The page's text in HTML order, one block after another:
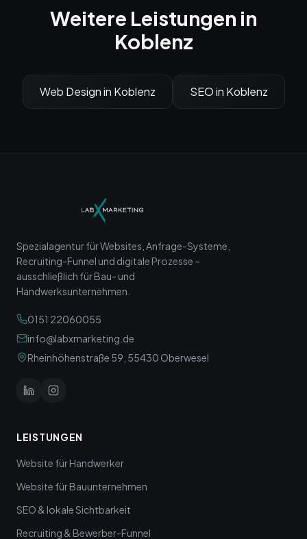
Weitere Leistungen in
Koblenz
Web Designin Koblenz SEOin Koblenz
Spezialagentur für Websites, Anfrage-Systeme,
Recruiting-Funnel und digitale Prozesse –
ausschließlich für Bau- und
Handwerksunternehmen.
0151 22060055
info@labxmarketing.de
Rheinhöhenstraße 59, 55430 Oberwesel
LEISTUNGEN
Website für Handwerker
Website für Bauunternehmen
SEO & lokale Sichtbarkeit
Recruiting & Bewerber-Funnel